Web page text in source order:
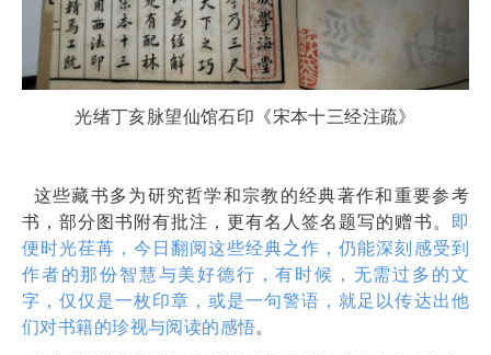
光绪丁亥脉望仙馆石印《宋本十三经注疏》
这些藏书多为研究哲学和宗教的经典著作和重要参考
书，部分图书附有批注，更有名人签名题写的赠书。
即
便时光荏苒，今日翻阅这些经典之作，仍能深刻感受到
作者的那份智慧与美好德行，有时候，无需过多的文
字，仅仅是一枚印章，或是一句警语，就足以传达出他
们对书籍的珍视与阅读的感悟。